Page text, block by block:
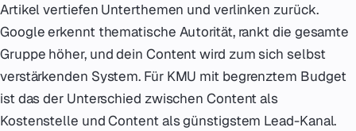
Artikel vertiefen Unterthemen und verlinken zurück.
Google erkennt thematische Autorität, rankt die gesamte
Gruppe höher, und dein Content wird zum sich selbst
verstärkenden System. Für KMU mit begrenztem Budget
ist das der Unterschied zwischen Content als
Kostenstelle und Content als günstigstem Lead-Kanal.